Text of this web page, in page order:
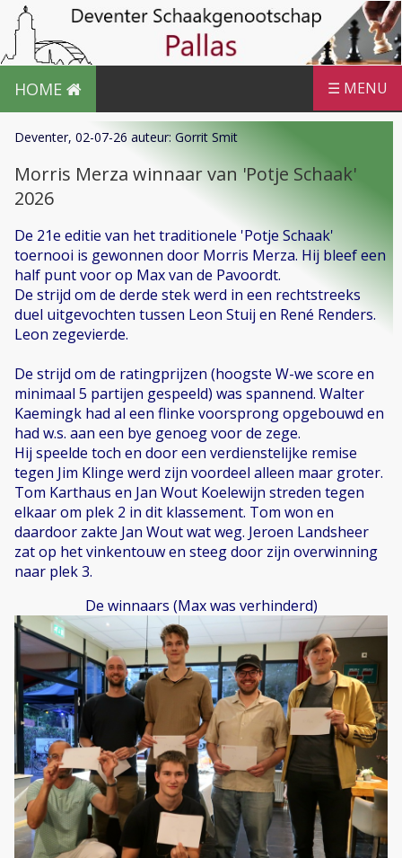
HOME ☰ MENU
Deventer, 02-07-26 auteur: Gorrit Smit
Morris Merza winnaar van 'Potje Schaak'
2026
De 21e editie van het traditionele 'Potje Schaak'
toernooi is gewonnen door Morris Merza. Hij bleef een
half punt voor op Max van de Pavoordt.
De strijd om de derde stek werd in een rechtstreeks
duel uitgevochten tussen Leon Stuij en René Renders.
Leon zegevierde.
De strijd om de ratingprijzen (hoogste W-we score en
minimaal 5 partijen gespeeld) was spannend. Walter
Kaemingk had al een flinke voorsprong opgebouwd en
had w.s. aan een bye genoeg voor de zege.
Hij speelde toch en door een verdienstelijke remise
tegen Jim Klinge werd zijn voordeel alleen maar groter.
Tom Karthaus en Jan Wout Koelewijn streden tegen
elkaar om plek 2 in dit klassement. Tom won en
daardoor zakte Jan Wout wat weg. Jeroen Landsheer
zat op het vinkentouw en steeg door zijn overwinning
naar plek 3.
De winnaars (Max was verhinderd)